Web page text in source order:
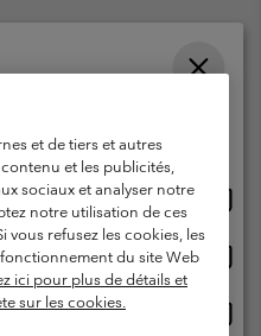
Sarl. Avenue des Morgines, 12
par l'utilisateur
Impressum
et de tiers et autres
et les publicités,
sociaux et analyser notre
notre utilisation de ces
vous refusez les cookies, les
du site Web
ici pour plus de détails et
sur les cookies.
disponibles
ligne
ligne